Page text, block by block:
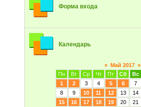
Форма входа
Календарь
« Май 2017 »
Пн
Вт Ср Чт Пт Сб
Вс
1
2 3 4 5 6
7
8
9 10 11 12 13
14
15
16 17 18 19 20
21